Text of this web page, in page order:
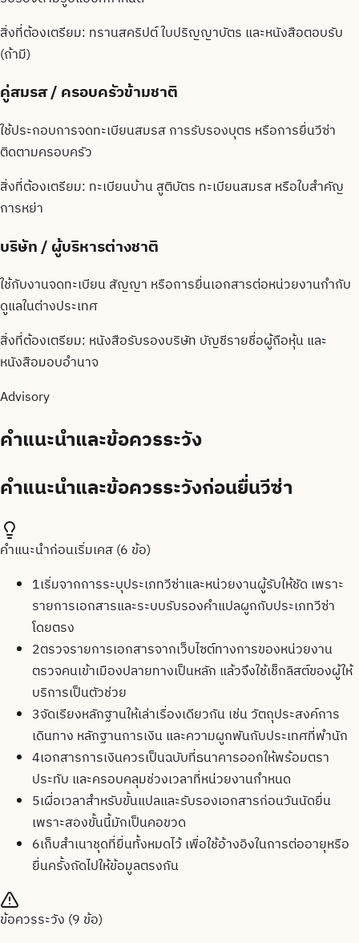
สิ่งที่ต้องเตรียม: ทรานสคริปต์ ใบปริญญาบัตร และหนังสือตอบรับ
(ถ้ามี)
คู่สมรส / ครอบครัวข้ามชาติ
ใช้ประกอบการจดทะเบียนสมรส การรับรองบุตร หรือการยื่นวีซ่า
ติดตามครอบครัว
สิ่งที่ต้องเตรียม: ทะเบียนบ้าน สูติบัตร ทะเบียนสมรส หรือใบสำคัญ
การหย่า
บริษัท / ผู้บริหารต่างชาติ
ใช้กับงานจดทะเบียน สัญญา หรือการยื่นเอกสารต่อหน่วยงานกำกับ
ดูแลในต่างประเทศ
สิ่งที่ต้องเตรียม: หนังสือรับรองบริษัท บัญชีรายชื่อผู้ถือหุ้น และ
หนังสือมอบอำนาจ
Advisory
คำแนะนำและข้อควรระวัง
คำแนะนำและข้อควรระวังก่อนยื่นวีซ่า
คำแนะนำก่อนเริ่มเคส (6 ข้อ)
1เริ่มจากการระบุประเภทวีซ่าและหน่วยงานผู้รับให้ชัด เพราะ
รายการเอกสารและระบบรับรองคำแปลผูกกับประเภทวีซ่า
โดยตรง
2ตรวจรายการเอกสารจากเว็บไซต์ทางการของหน่วยงาน
ตรวจคนเข้าเมืองปลายทางเป็นหลัก แล้วจึงใช้เช็กลิสต์ของผู้ให้
บริการเป็นตัวช่วย
3จัดเรียงหลักฐานให้เล่าเรื่องเดียวกัน เช่น วัตถุประสงค์การ
เดินทาง หลักฐานการเงิน และความผูกพันกับประเทศที่พำนัก
4เอกสารการเงินควรเป็นฉบับที่ธนาคารออกให้พร้อมตรา
ประทับ และครอบคลุมช่วงเวลาที่หน่วยงานกำหนด
5เผื่อเวลาสำหรับขั้นแปลและรับรองเอกสารก่อนวันนัดยื่น
เพราะสองขั้นนี้มักเป็นคอขวด
6เก็บสำเนาชุดที่ยื่นทั้งหมดไว้ เพื่อใช้อ้างอิงในการต่ออายุหรือ
ยื่นครั้งถัดไปให้ข้อมูลตรงกัน
ข้อควรระวัง (9 ข้อ)